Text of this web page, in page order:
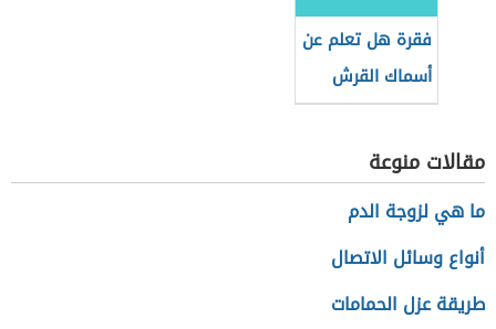
فقرة هل تعلم عن
أسماك القرش
مقالات منوعة
ما هي لزوجة الدم
أنواع وسائل الاتصال
طريقة عزل الحمامات